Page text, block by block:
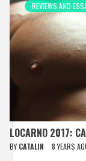
REVIEWS AND
LOCARNO 2017:
BY CATALIN 8 YEARS